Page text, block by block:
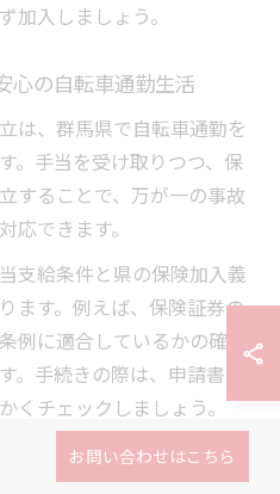
加入しましょう。
心の自転車通勤生活
は、群馬県で自転車通勤を
。手当を受け取りつつ、保
することで、万が一の事故
応できます。
支給条件と県の保険加入義
ます。例えば、保険証券の
例に適合しているかの確認
手続きの際は、申請書類
くチェックしましょう。
ためには、通勤経路や運転
着用などの自衛策も合わせ
お問い合わせはこちら